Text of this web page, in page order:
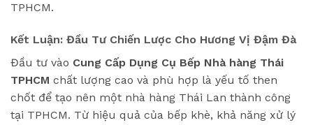
TPHCM.
Kết Luận: Đầu Tư Chiến Lược Cho Hương Vị Đậm Đà
Đầu tư vào Cung Cấp Dụng Cụ Bếp Nhà hàng Thái
TPHCM chất lượng cao và phù hợp là yếu tố then
chốt để tạo nên một nhà hàng Thái Lan thành công
tại TPHCM. Từ hiệu quả của bếp khè, khả năng xử lý